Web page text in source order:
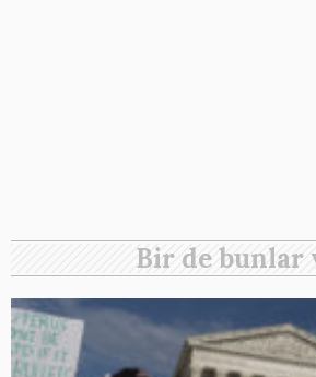
Bir de bunlar